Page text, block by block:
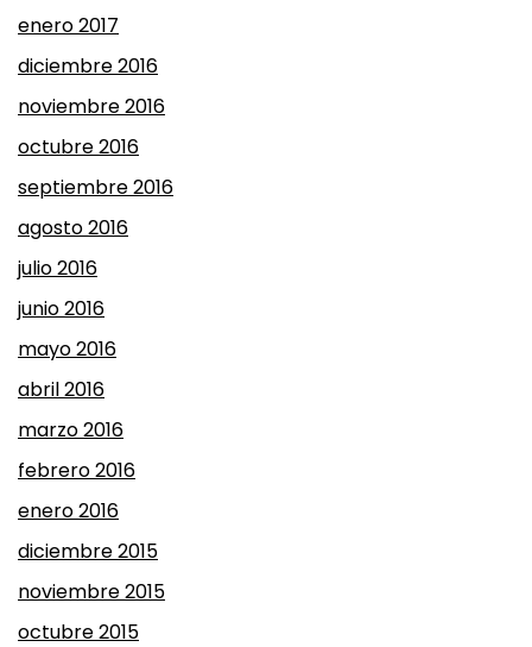
enero 2017
diciembre 2016
noviembre 2016
octubre 2016
septiembre 2016
agosto 2016
julio 2016
junio 2016
mayo 2016
abril 2016
marzo 2016
febrero 2016
enero 2016
diciembre 2015
noviembre 2015
octubre 2015